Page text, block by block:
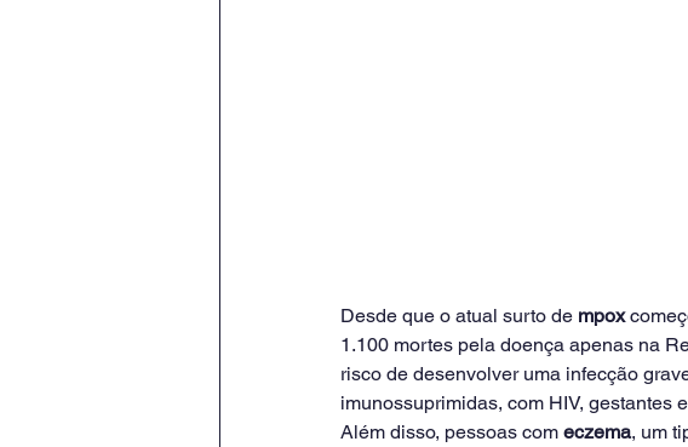
Desde que o atual surto de mpox
1.100 mortes pela doença apenas na
risco de desenvolver uma infecção
imunossuprimidas, com HIV, gestantes
Além disso, pessoas com eczema, um